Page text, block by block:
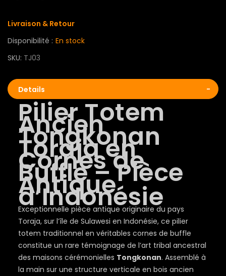
Livraison & Retour
Disponibilité : En stock
SKU TJ03
Details
Pilier Totem
Ancien
Tongkonan
Toraja en
Cornes de
Buffle – Pièce
Antique
d’Indonésie
Exceptionnelle pièce antique originaire du pays
Toraja, sur l’île de Sulawesi en Indonésie, ce pilier
totem traditionnel en véritables cornes de buffle
constitue un rare témoignage de l’art tribal ancestral
des maisons cérémonielles Tongkonan. Assemblé à
la main sur une structure verticale en bois ancien